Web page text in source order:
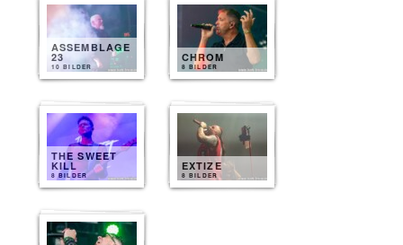
ASSEMBLAGE
23
10 BILDER
CHROM
8 BILDER
THE SWEET
KILL
8 BILDER
EXTIZE
8 BILDER